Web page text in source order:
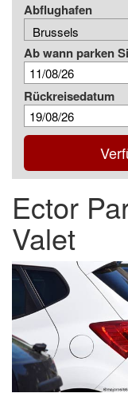
Abflughafen
Ab wann parken
Rückreisedatum
Ector
Valet